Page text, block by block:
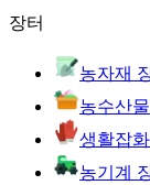
장터
농자재
농수산
생활잡
농기계